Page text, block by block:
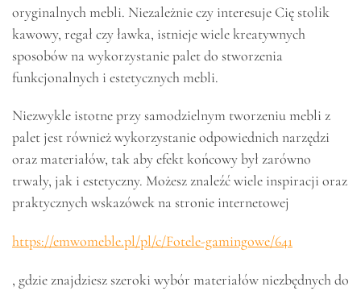
oryginalnych mebli. Niezależnie czy interesuje Cię stolik
kawowy, regał czy ławka, istnieje wiele kreatywnych
sposobów na wykorzystanie palet do stworzenia
funkcjonalnych i estetycznych mebli.
Niezwykle istotne przy samodzielnym tworzeniu mebli z
palet jest również wykorzystanie odpowiednich narzędzi
oraz materiałów, tak aby efekt końcowy był zarówno
trwały, jak i estetyczny. Możesz znaleźć wiele inspiracji oraz
praktycznych wskazówek na stronie internetowej
https://emwomeble.pl/pl/c/Fotele-gamingowe/641
, gdzie znajdziesz szeroki wybór materiałów niezbędnych do